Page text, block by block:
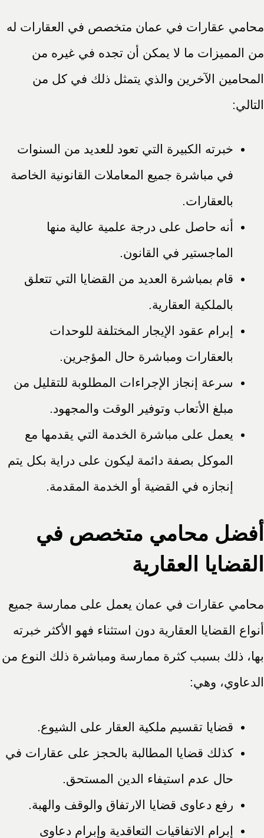
محامي عقارات في عمان متخصص في العقارات له
من المميزات ما لا يمكن أن تجده في غيره من
المحامين الآخرين والذي يتمثل ذلك في كل من
التالي:
خبرته الكبيرة التي تعود للعديد من السنوات
في مباشرة جميع المعاملات القانونية الخاصة
بالعقارات.
أنه حاصل على درجة علمية عالية منها
الماجستير في القانون.
قام بمباشرة العديد من القضايا التي تتعلق
بالملكية العقارية.
إبرام عقود الإيجار المختلفة للوحدات
بالعقارات ومباشرة حال المؤجرين.
سرعة إنجاز الإجراءات المطلوبة للتقليل من
مبلغ الأتعاب وتوفير الوقت والمجهود.
يعمل على مباشرة الخدمة التي يقدمها مع
الموكل بصفة دائمة ليكون على دراية بكل يتم
إنجازه في القضية أو الخدمة المقدمة.
أفضل محامي متخصص في
القضايا العقارية
محامي عقارات في عمان يعمل على ممارسة جميع
أنواع القضايا العقارية دون استثناء فهو الأكثر خبرته
بها، ذلك بسبب كثرة ممارسة ومباشرة ذلك النوع من
الدعاوي، وهي:
قضايا تقسيم ملكية العقار على الشيوع.
كذلك قضايا المطالبة بالحجز على عقارات في
حال عدم استيفاء الدين المستحق.
رفع دعاوى قضايا الارتفاق والوقف والهبة.
إبرام الاتفاقيات التعاقدية وإبرام دعاوى